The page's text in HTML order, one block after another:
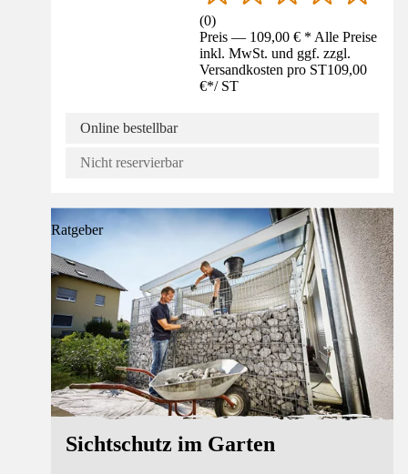
(0)
Preis — 109,00 € * Alle Preise
inkl. MwSt. und ggf. zzgl.
Versandkosten pro ST109,00
€*/ ST
Online bestellbar
Nicht reservierbar
Ratgeber
Sichtschutz im Garten